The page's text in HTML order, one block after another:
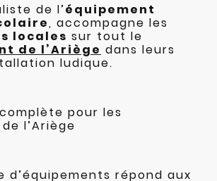
de l’équipement
, accompagne les
locales sur tout le
de l’Ariège dans leurs
ludique.
pour les
l’Ariège
d’équipements répond aux